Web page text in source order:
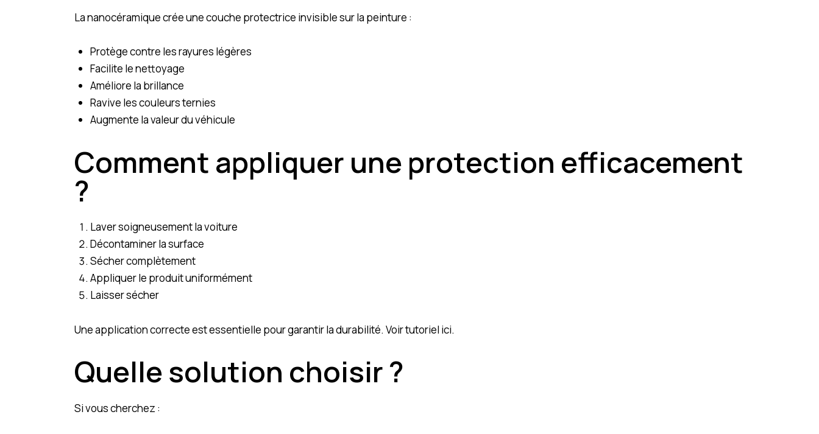
La nanocéramique crée une couche protectrice invisible sur la peinture :
Protège contre les rayures légères
Facilite le nettoyage
Améliore la brillance
Ravive les couleurs ternies
Augmente la valeur du véhicule
Comment appliquer une protection efficacement
?
Laver soigneusement la voiture
Décontaminer la surface
Sécher complètement
Appliquer le produit uniformément
Laisser sécher
Une application correcte est essentielle pour garantir la durabilité. Voir tutoriel ici.
Quelle solution choisir ?
Si vous cherchez :